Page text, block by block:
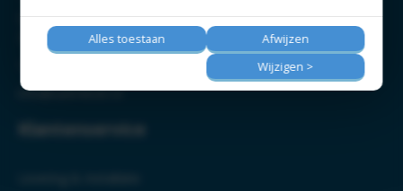
Klantenservice
S.L. van Alterenlaan 3c
3411 MK LOPIK
info@safe4ever.nl
Alles toestaan
Afwijzen
Wijzigen >